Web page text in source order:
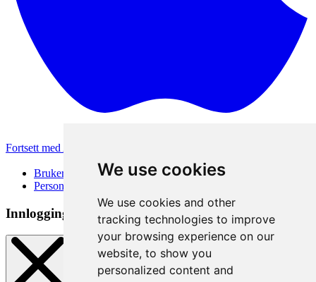
We use cookies
We use cookies and other
tracking technologies to improve
your browsing experience on our
website, to show you
personalized content and
Fortsett med Apple
Brukervilkår
Personvernerklæring
Innloggingsmetode